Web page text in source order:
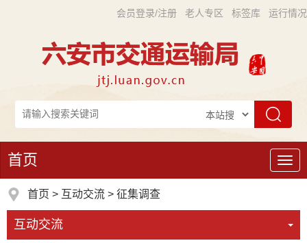
会员登录/注册 老人专区 标签库 运行情况
导
航
首页
首页 > 互动交流 > 征集调查
互动交流